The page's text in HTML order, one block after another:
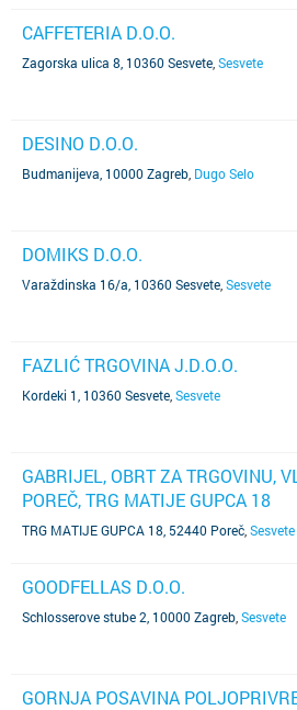
CAFFETERIA D.O.O.
Zagorska ulica 8, 10360 Sesvete Sesvete
DESINO D.O.O.
Budmanijeva, 10000 Zagreb Dugo Selo
DOMIKS D.O.O.
Varaždinska 16/a, 10360 Sesvete Sesvete
FAZLIĆ TRGOVINA J.D.O.O.
Kordeki 1, 10360 Sesvete Sesvete
GABRIJEL, OBRT ZA TRGOVINU,
POREČ, TRG MATIJE GUPCA 18
TRG MATIJE GUPCA 18, 52440 Poreč Sesvete
GOODFELLAS D.O.O.
Schlosserove stube 2, 10000 Zagreb Sesvete
GORNJA POSAVINA